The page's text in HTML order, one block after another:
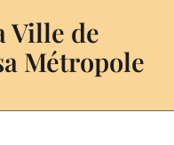
Ville de
Métropole